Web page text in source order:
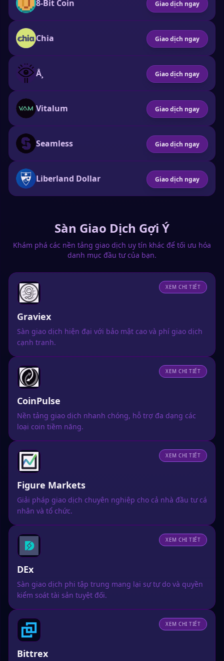
8-Bit Coin Giao dịch ngay
Chia Giao dịch ngay
Å¸ Giao dịch ngay
Vitalum Giao dịch ngay
Seamless Giao dịch ngay
Liberland Dollar Giao dịch ngay
Sàn Giao Dịch Gợi Ý
Khám phá các nền tảng giao dịch uy tín khác để tối ưu hóa
danh mục đầu tư của bạn.
XEM CHI TIẾT
Graviex
Sàn giao dịch hiện đại với bảo mật cao và phí giao dịch
cạnh tranh.
XEM CHI TIẾT
CoinPulse
Nền tảng giao dịch nhanh chóng, hỗ trợ đa dạng các
loại coin tiềm năng.
XEM CHI TIẾT
Figure Markets
Giải pháp giao dịch chuyên nghiệp cho cả nhà đầu tư cá
nhân và tổ chức.
XEM CHI TIẾT
DEx
Sàn giao dịch phi tập trung mang lại sự tự do và quyền
kiểm soát tài sản tuyệt đối.
XEM CHI TIẾT
Bittrex